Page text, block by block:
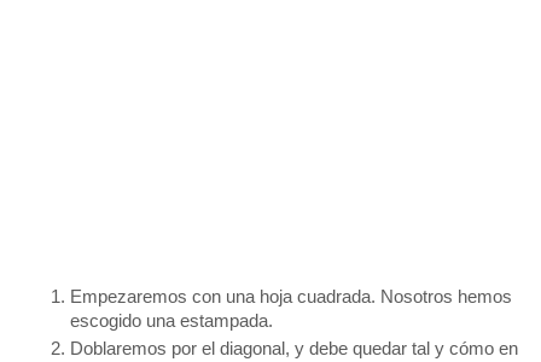
Empezaremos con una hoja cuadrada. Nosotros hemos
escogido una estampada.
Doblaremos por el diagonal, y debe quedar tal y cómo en